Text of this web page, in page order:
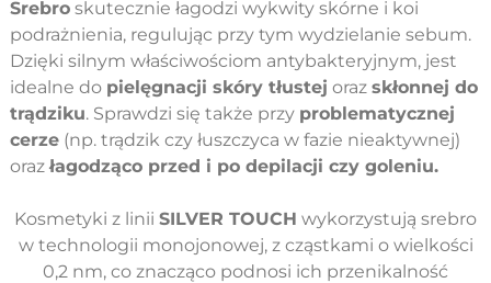
Srebro skutecznie łagodzi wykwity skórne i koi
podrażnienia, regulując przy tym wydzielanie sebum.
Dzięki silnym właściwościom antybakteryjnym, jest
idealne do pielęgnacji skóry tłustej oraz skłonnej do
trądziku. Sprawdzi się także przy problematycznej
cerze (np. trądzik czy łuszczyca w fazie nieaktywnej)
oraz łagodząco przed i po depilacji czy goleniu.
Kosmetyki z linii SILVER TOUCH wykorzystują srebro
w technologii monojonowej, z cząstkami o wielkości
0,2 nm, co znacząco podnosi ich przenikalność